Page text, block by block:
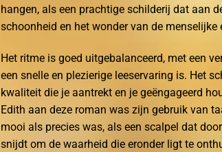
hangen, als een prachtige schilderij dat aan
schoonheid en het wonder van de menselijke
Het ritme is goed uitgebalanceerd, met een
een snelle en plezierige leeservaring is. Het
kwaliteit die je aantrekt en je geëngageerd
Edith aan deze roman was zijn gebruik van
mooi als precies was, als een scalpel dat
snijdt om de waarheid die eronder ligt te